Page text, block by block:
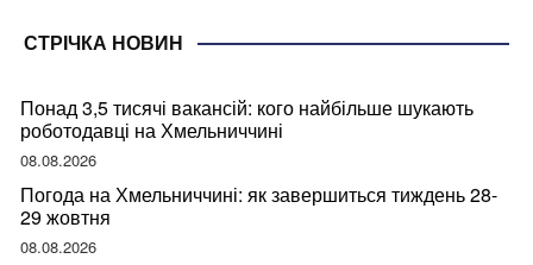
СТРІЧКА НОВИН
Понад 3,5 тисячі вакансій: кого найбільше шукають
роботодавці на Хмельниччині
08.08.2026
Погода на Хмельниччині: як завершиться тиждень 28-
29 жовтня
08.08.2026